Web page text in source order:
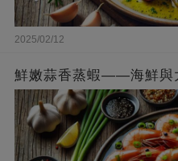
2025/02/12
鮮嫩蒜香蒸蝦——海鮮與